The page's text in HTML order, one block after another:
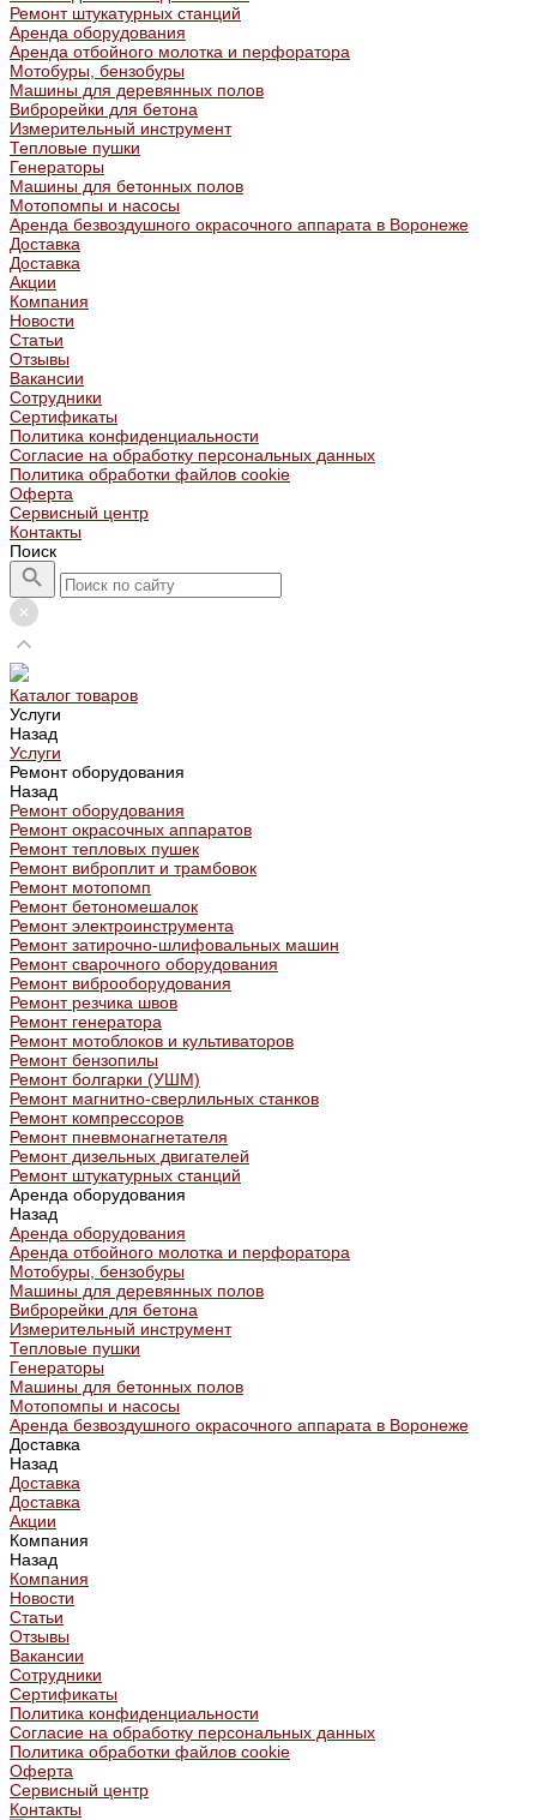
Ремонт штукатурных станций
Аренда оборудования
Аренда отбойного молотка и перфоратора
Мотобуры, бензобуры
Машины для деревянных полов
Виброрейки для бетона
Измерительный инструмент
Тепловые пушки
Генераторы
Машины для бетонных полов
Мотопомпы и насосы
Аренда безвоздушного окрасочного аппарата в Воронеже
Доставка
Доставка
Акции
Компания
Новости
Статьи
Отзывы
Вакансии
Сотрудники
Сертификаты
Политика конфиденциальности
Согласие на обработку персональных данных
Политика обработки файлов cookie
Оферта
Сервисный центр
Контакты
Поиск
Каталог товаров
Услуги
Назад
Услуги
Ремонт оборудования
Назад
Ремонт оборудования
Ремонт окрасочных аппаратов
Ремонт тепловых пушек
Ремонт виброплит и трамбовок
Ремонт мотопомп
Ремонт бетономешалок
Ремонт электроинструмента
Ремонт затирочно-шлифовальных машин
Ремонт сварочного оборудования
Ремонт виброоборудования
Ремонт резчика швов
Ремонт генератора
Ремонт мотоблоков и культиваторов
Ремонт бензопилы
Ремонт болгарки (УШМ)
Ремонт магнитно-сверлильных станков
Ремонт компрессоров
Ремонт пневмонагнетателя
Ремонт дизельных двигателей
Ремонт штукатурных станций
Аренда оборудования
Назад
Аренда оборудования
Аренда отбойного молотка и перфоратора
Мотобуры, бензобуры
Машины для деревянных полов
Виброрейки для бетона
Измерительный инструмент
Тепловые пушки
Генераторы
Машины для бетонных полов
Мотопомпы и насосы
Аренда безвоздушного окрасочного аппарата в Воронеже
Доставка
Назад
Доставка
Доставка
Акции
Компания
Назад
Компания
Новости
Статьи
Отзывы
Вакансии
Сотрудники
Сертификаты
Политика конфиденциальности
Согласие на обработку персональных данных
Политика обработки файлов cookie
Оферта
Сервисный центр
Контакты